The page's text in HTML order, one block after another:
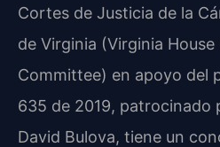
Cortes de Justicia de la
de Virginia (Virginia
Committee) en apoyo del
635 de 2019, patrocinado
David Bulova, tiene un